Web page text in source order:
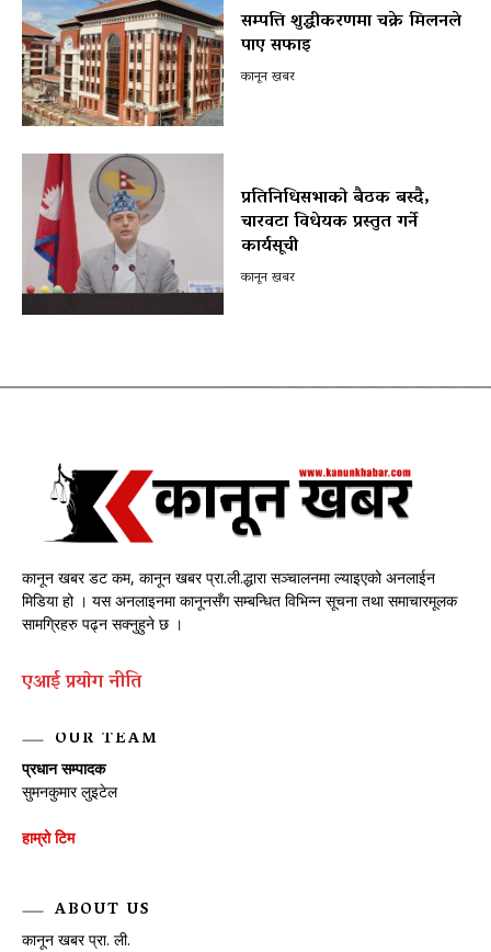
सम्पत्ति शुद्धीकरणमा चक्रे मिलनले
पाए सफाइ
कानून खबर
प्रतिनिधिसभाको बैठक बस्दै,
चारवटा विधेयक प्रस्तुत गर्ने
कार्यसूची
कानून खबर
कानून खबर डट कम, कानून खबर प्रा.ली.द्धारा सञ्चालनमा ल्याइएको अनलाईन
मिडिया हो । यस अनलाइनमा कानूनसँग सम्बन्धित विभिन्न सूचना तथा समाचारमूलक
सामग्रिहरु पढ्न सक्नुहुने छ ।
एआई प्रयाेग नीति
OUR TEAM
प्रधान सम्पादक
सुमनकुमार लुइटेल
हाम्रो टिम
ABOUT US
कानून खबर प्रा. ली.